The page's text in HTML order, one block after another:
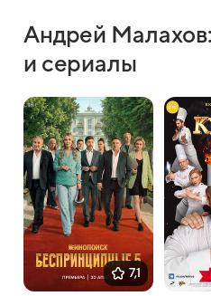
Андрей
и сериалы
7,1